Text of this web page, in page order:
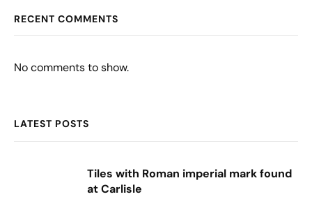
RECENT COMMENTS
No comments to show.
LATEST POSTS
Tiles with Roman imperial mark found
at Carlisle